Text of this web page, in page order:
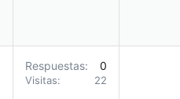
Respuestas 0
Visitas 22